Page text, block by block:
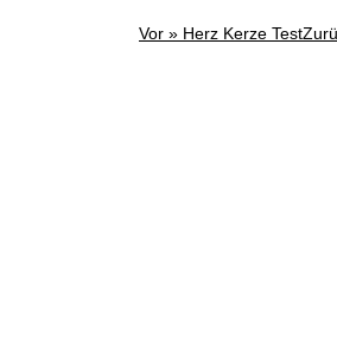
Post
Vor » Herz Kerze Test